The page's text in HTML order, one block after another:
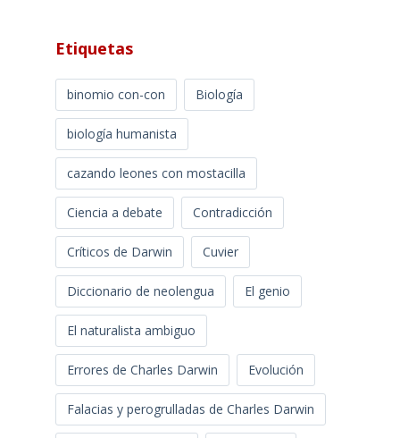
Etiquetas
binomio con-con Biología
biología humanista
cazando leones con mostacilla
Ciencia a debate Contradicción
Críticos de Darwin Cuvier
Diccionario de neolengua El genio
El naturalista ambiguo
Errores de Charles Darwin Evolución
Falacias y perogrulladas de Charles Darwin